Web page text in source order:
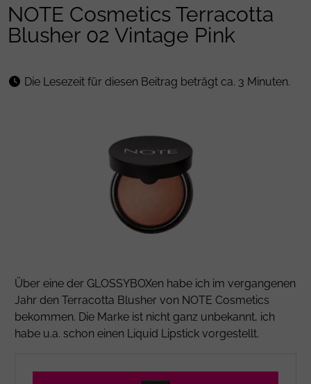
NOTE Cosmetics Terracotta
Blusher 02 Vintage Pink
Die Lesezeit für diesen Beitrag beträgt ca. 3 Minuten.
Über eine der GLOSSYBOXen habe ich im vergangenen
Jahr den Terracotta Blusher von NOTE Cosmetics
bekommen. Die Marke ist nicht ganz unbekannt, ich
habe u.a. schon einen Liquid Lipstick vorgestellt.